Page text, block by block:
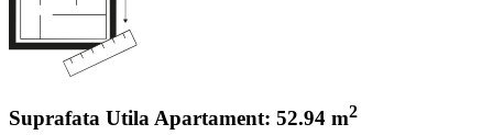
Suprafata Utila Apartament: 52.94 m2